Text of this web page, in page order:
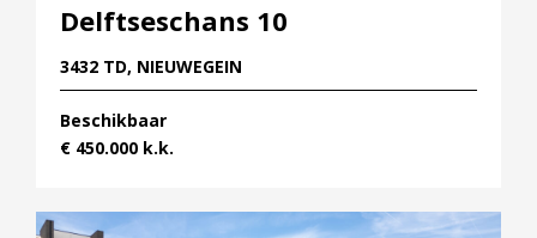
Delftseschans 10
3432 TD, NIEUWEGEIN
Beschikbaar
€ 450.000 k.k.